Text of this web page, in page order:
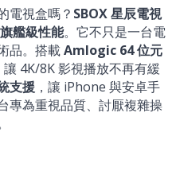
電視盒嗎？ SBOX 星辰電視
旗艦級性能。它不只是一台電
品。搭載Amlogic 64 位元
讓 4K/8K 影視播放不再有緩
支援 ，讓 iPhone 與安卓手
專為重視品質、討厭複雜操